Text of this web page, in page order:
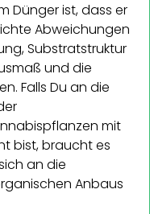
Dünger ist, dass er
Abweichungen
Substratstruktur
und die
Falls Du an die
mit
bist, braucht es
an die
Anbaus